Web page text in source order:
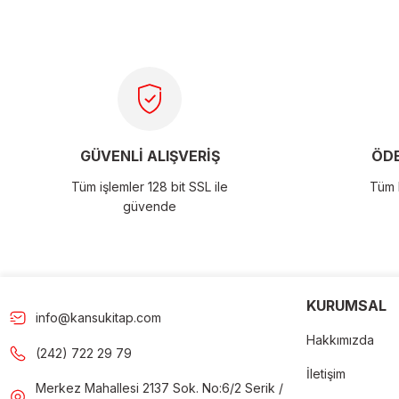
Ürün açıklamasında eksik bilgiler bulunuyor.
Ürün bilgilerinde hatalar bulunuyor.
GÜVENLİ ALIŞVERİŞ
Tüm işlemler 128 bit SSL ile
güvende
Tüm
info@kansukitap.com
(242) 722 29 79
Merkez Mahallesi 2137 Sok. No:6/2 Serik /
KURUMSAL
Hakkımızda
İletişim